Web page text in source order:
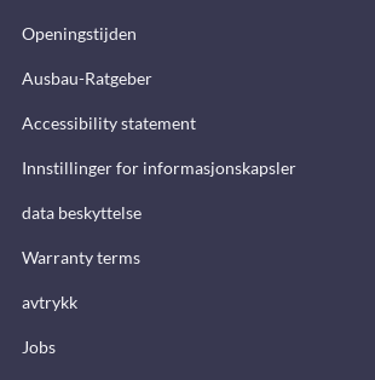
Openingstijden
Ausbau-Ratgeber
Accessibility statement
Innstillinger for informasjonskapsler
data beskyttelse
Warranty terms
avtrykk
Jobs